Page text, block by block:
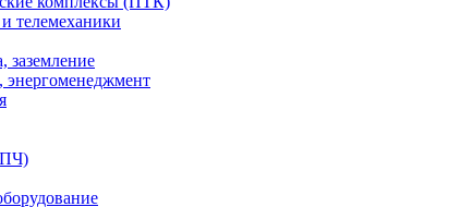
телемеханики
энергоменеджмент